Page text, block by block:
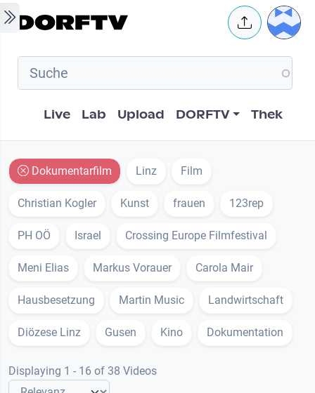
Skip to main content User
Hauptnavigation
Live Lab Upload DORFTV Thek
Dokumentarfilm Linz Film
Christian Kogler Kunst frauen 123rep
PH OÖ Israel Crossing Europe Filmfestival
Meni Elias Markus Vorauer Carola Mair
Hausbesetzung Martin Music Landwirtschaft
Diözese Linz Gusen Kino Dokumentation
Displaying 1 - 16 of 38 Videos